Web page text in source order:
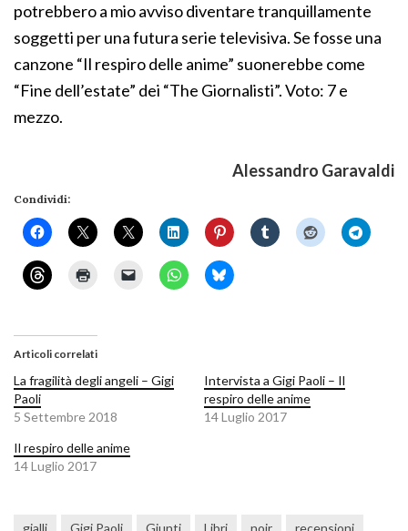
potrebbero a mio avviso diventare tranquillamente
soggetti per una futura serie televisiva. Se fosse una
canzone “Il respiro delle anime” suonerebbe come
“Fine dell’estate” dei “The Giornalisti”. Voto: 7 e
mezzo.
Alessandro Garavaldi
Condividi:
Articoli correlati
La fragilità degli angeli – Gigi
Paoli
5 Settembre 2018
Intervista a Gigi Paoli – Il
respiro delle anime
14 Luglio 2017
Il respiro delle anime
14 Luglio 2017